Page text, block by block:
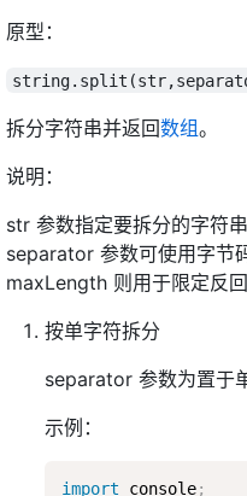
原型：
拆分字符串并返回数组。
说明：
str 参数指定要拆分的字符串
separator 参数可使用字节
maxLength 则用于限定反
按单字符拆分
separator 参数为置于
示例：
import console;